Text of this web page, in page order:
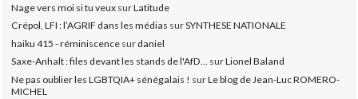
Nage vers moi si tu veux surLatitude
Crépol, LFI : l’AGRIF dans les médias surSYNTHESE NATIONALE
haiku 415 - réminiscence sur daniel
Saxe-Anhalt : files devant les stands de l'AfD... surLionel Baland
Ne pas oublier les LGBTQIA+ sénégalais ! surLe blog de Jean-Luc ROMERO-
MICHEL